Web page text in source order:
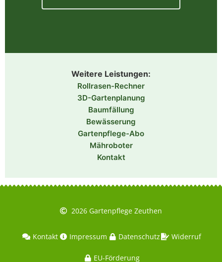
Weitere Leistungen:
Rollrasen-Rechner
3D-Gartenplanung
Baumfällung
Bewässerung
Gartenpflege-Abo
Mähroboter
Kontakt
2026 Gartenpflege Zeuthen
Kontakt Impressum Datenschutz Widerruf
EU-Förderung